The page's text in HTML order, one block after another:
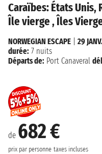
Caraïbes: États
Île vierge , Îles
de 682 €
prix par personne taxes incluses
NORWEGIAN ESCAPE
29
durée: 7 nuits
Départs de: Port Canaveral